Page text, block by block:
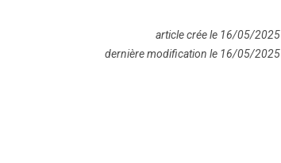
article crée le 16/05/2025
dernière modification le 16/05/2025